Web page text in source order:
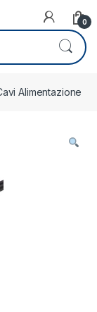
0
Alimentazione